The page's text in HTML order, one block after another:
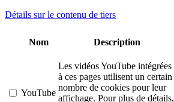
Détails sur le contenu de tiers
Nom Description
YouTube
Les vidéos YouTube intégrées
à ces pages utilisent un certain
nombre de cookies pour leur
affichage. Pour plus de détails,